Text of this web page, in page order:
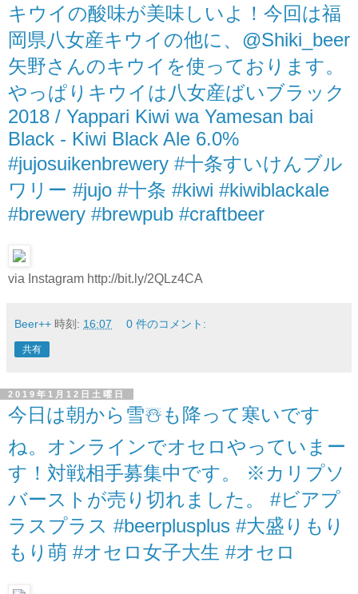
キウイの酸味が美味しいよ！今回は福
岡県八女産キウイの他に、@Shiki_beer
矢野さんのキウイを使っております。
やっぱりキウイは八女産ばいブラック
2018 / Yappari Kiwi wa Yamesan bai
Black - Kiwi Black Ale 6.0%
#jujosuikenbrewery #十条すいけんブル
ワリー #jujo #十条 #kiwi #kiwiblackale
#brewery #brewpub #craftbeer
via Instagram http://bit.ly/2QLz4CA
Beer++ 時刻: 16:07 0 件のコメント:
共有
2019年1月12日土曜日
今日は朝から雪☃️も降って寒いです
ね。オンラインでオセロやっていまー
す！対戦相手募集中です。 ※カリプソ
バーストが売り切れました。 #ビアプ
ラスプラス #beerplusplus #大盛りもり
もり萌 #オセロ女子大生 #オセロ